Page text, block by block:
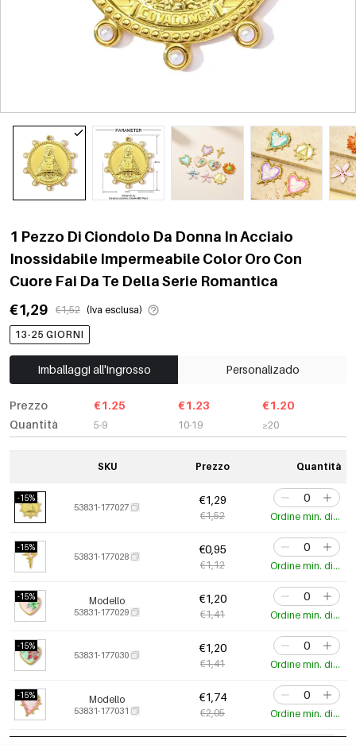
1 Pezzo Di Ciondolo Da Donna In Acciaio
Inossidabile Impermeabile Color Oro Con
Cuore Fai Da Te Della Serie Romantica
€1,29
€1,52 (Iva esclusa)
13-25 GIORNI
Imballaggi all'ingrosso Personalizado
Prezzo
Quantità
€1.25
5-9
€1.23
10-19
€1.20
≥20
SKU Prezzo Quantità
-15%
53831-177027
€1,29
€1,52 Ordine min. di 3 pz.
-15%
53831-177028
€0,95
€1,12 Ordine min. di 3 pz.
-15% Modello
53831-177029
€1,20
€1,41 Ordine min. di 3 pz.
-15%
53831-177030
€1,20
€1,41 Ordine min. di 3 pz.
-15% Modello
53831-177031
€1,74
€2,05 Ordine min. di 3 pz.